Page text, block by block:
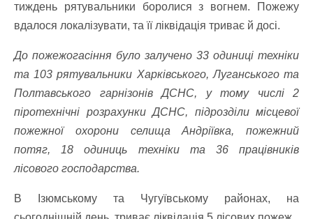
тиждень рятувальники боролися з вогнем. Пожежу
вдалося локалізувати, та її ліквідація триває й досі.
До пожежогасіння було залучено 33 одиниці техніки
та 103 рятувальники Харківського, Луганського та
Полтавського гарнізонів ДСНС, у тому числі 2
піротехнічні розрахунки ДСНС, підрозділи місцевої
пожежної охорони селища Андріївка, пожежний
потяг, 18 одиниць техніки та 36 працівників
лісового господарства.
В Ізюмському та Чугуївському районах, на